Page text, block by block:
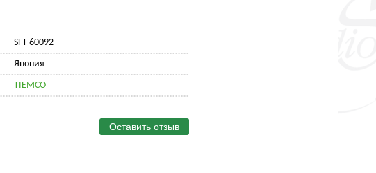
SFT 60092
Япония
TIEMCO
Оставить отзыв